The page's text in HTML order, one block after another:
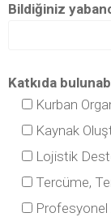
Bildiğiniz
Katkıda
Kurban
Kaynak
Lojistik
Tercüme,
Profesyonel